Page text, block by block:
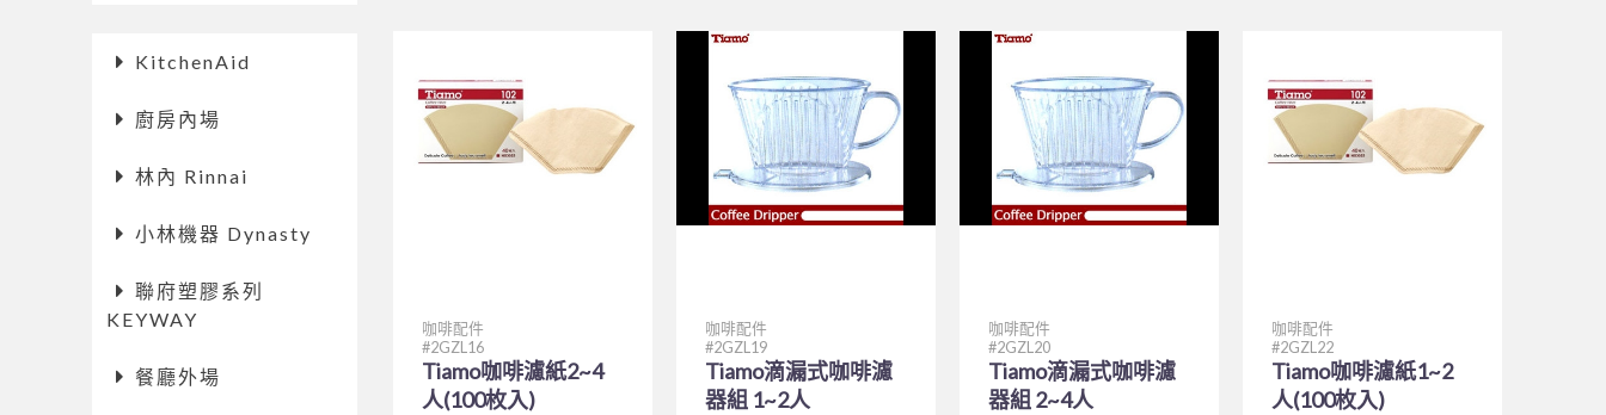
KitchenAid
廚房內場
林內 Rinnai
小林機器 Dynasty
聯府塑膠系列
KEYWAY
餐廳外場
咖啡配件
2GZL16
Tiamo咖啡濾紙2~4
人(100枚入)
咖啡配件
2GZL19
Tiamo滴漏式咖啡濾
器組 1~2人
咖啡配件
2GZL20
Tiamo滴漏式咖啡濾
器組 2~4人
咖啡配件
2GZL22
Tiamo咖啡濾紙1~2
人(100枚入)